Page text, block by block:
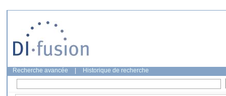
Recherche avancée Historique de recherche